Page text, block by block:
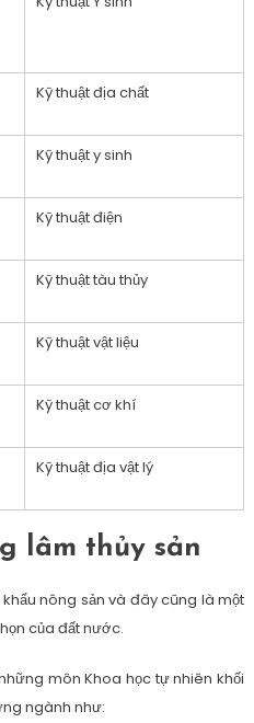
Kỹ thuật địa chất
Kỹ thuật y sinh
Kỹ thuật điện
Kỹ thuật tàu thủy
Kỹ thuật vật liệu
Kỹ thuật cơ khí
Kỹ thuật địa vật lý
lâm thủy sản
nông sản và đây cũng là một
của đất nước.
môn Khoa học tự nhiên khối
ngành như: